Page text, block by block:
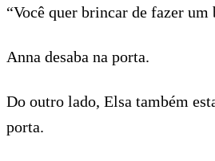
“Você quer brincar de fazer um
Anna desaba na porta.
Do outro lado, Elsa também
porta.